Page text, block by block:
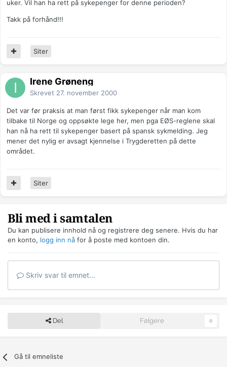
uker. Vil han ha rett på sykepenger for denne perioden?
Takk på forhånd!!!
Siter
Irene Grøneng
Skrevet 27. november 2000
Det var før praksis at man først fikk sykepenger når man kom
tilbake til Norge og oppsøkte lege her, men pga EØS-reglene skal
han nå ha rett til sykepenger basert på spansk sykmelding. Jeg
mener det nylig er avsagt kjennelse i Trygderetten på dette
området.
Siter
Bli med i samtalen
Du kan publisere innhold nå og registrere deg senere. Hvis du har
en konto, logg inn nå for å poste med kontoen din.
Skriv svar til emnet...
Del Følgere 0
Gå til emneliste